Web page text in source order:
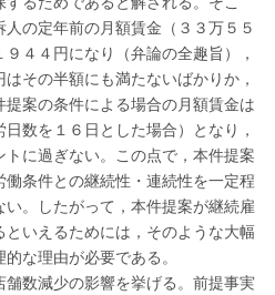
の定年前の月額賃金（３３万５５
４４円になり（弁論の全趣旨），
その半額にも満たないばかりか，
案の条件による場合の月額賃金は
数を１６日とした場合）となり，
に過ぎない。 この点で，本件提案
条件との継続性・連続性を一定程
。したがって，本件提案が継続雇
いえるためには，そのような大幅
な理由が必要である。
数減少の影響を挙げる。前提事実